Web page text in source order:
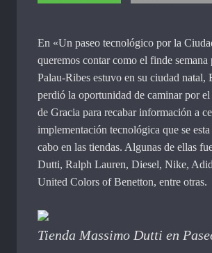
En «Un paseo tecnológico por la
queremos contar como el finde semana
Palau-Ribes estuvo en su ciudad natal,
perdió la oportunidad de caminar por el
de Gracia para recabar información a
implementación tecnológica que se
cabo en las tiendas. Algunas de ellas
Dutti, Ralph Lauren, Diesel, Nike,
United Colors of Benetton, entre otras.
Tienda Massimo Dutti en